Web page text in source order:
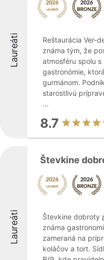
Laureáti
Reštaurácia Ver-
známa tým, že
atmosféru spolu
gastronómie,
gurmánom.
starostlivú
...
8.7
Laureáti
Števkine
Števkine dobroty
známa
zameraná na
koláčov a tort.